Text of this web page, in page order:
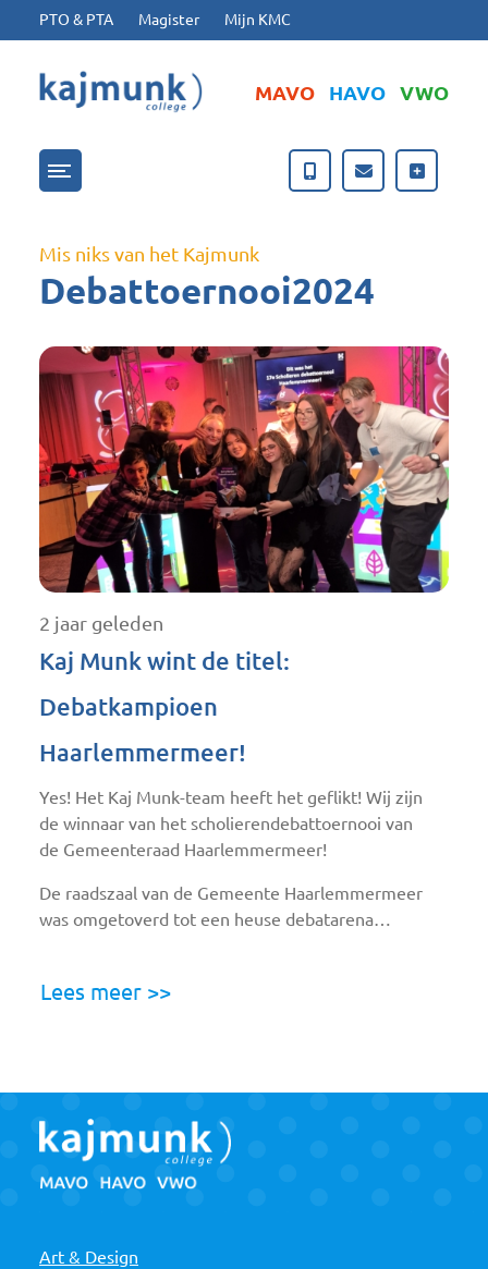
Ga naar hoofdinhoud
Ga naar footer
PTO & PTA Magister Mijn KMC
MAVO HAVO VWO
Menu openen/sluiten
Mis niks van het Kajmunk
Debattoernooi2024
2 jaar geleden
Kaj Munk wint de titel:
Debatkampioen
Haarlemmermeer!
Yes! Het Kaj Munk-team heeft het geflikt! Wij zijn
de winnaar van het scholierendebattoernooi van
de Gemeenteraad Haarlemmermeer!
De raadszaal van de Gemeente Haarlemmermeer
was omgetoverd tot een heuse debatarena…
Lees meer >>
Art & Design